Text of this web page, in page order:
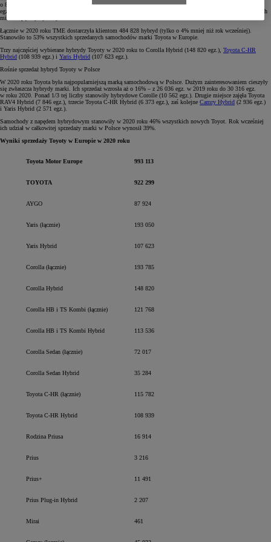
o 8% mniej niż rok wcześniej. Najpopularniejszymi modelami były Corolla (193 785 egz.), Yaris (193 050
egz.) i
(147 137 egz.). Stanowiły one łącznie 58% całkowitej sprzedaży marki w Europie, a 65% z nich
miało napęd hybrydowy.
Łącznie w 2020 roku TME dostarczyła klientom 484 828 hybryd (tylko o 4% mniej niż rok wcześniej).
Stanowiło to 53% wszystkich sprzedanych samochodów marki Toyota w Europie.
Trzy najczęściej wybierane hybrydy Toyoty w 2020 roku to Corolla Hybrid (148 820 egz.), Toyota C-HR
Hybrid (108 939 egz.) i Yaris Hybrid (107 623 egz.).
Rośnie sprzedaż hybryd Toyoty w Polsce
W 2020 roku Toyota była najpopularniejszą marką samochodową w Polsce. Dużym zainteresowaniem cieszyły
się zwłaszcza hybrydy marki. Ich sprzedaż wzrosła aż o 16% – z 26 036 egz. w 2019 roku do 30 316 egz.
w roku 2020. Ponad 1/3 tej liczby stanowiły hybrydowe Corolle (10 562 egz.). Drugie miejsce zajęła Toyota
RAV4 Hybrid (7 846 egz.), trzecie Toyota C-HR Hybrid (6 373 egz.), zaś kolejne Camry Hybrid (2 936 egz.)
i Yaris Hybrid (2 571 egz.).
Samochody z napędem hybrydowym stanowiły w 2020 roku 46% wszystkich nowych Toyot. Rok wcześniej
ich udział w całkowitej sprzedaży marki w Polsce wynosił 39%.
Wyniki sprzedaży Toyoty w Europie w 2020 roku
Toyota Motor Europe 993 113
TOYOTA 922 299
AYGO 87 924
Yaris (łącznie) 193 050
Yaris Hybrid 107 623
Corolla (łącznie) 193 785
Corolla Hybrid 148 820
Corolla HB i TS Kombi (łącznie) 121 768
Corolla HB i TS Kombi Hybrid 113 536
Corolla Sedan (łącznie) 72 017
Corolla Sedan Hybrid 35 284
Toyota C-HR (łącznie) 115 782
Toyota C-HR Hybrid 108 939
Rodzina Priusa 16 914
Prius 3 216
Prius+ 11 491
Prius Plug-in Hybrid 2 207
Mirai 461